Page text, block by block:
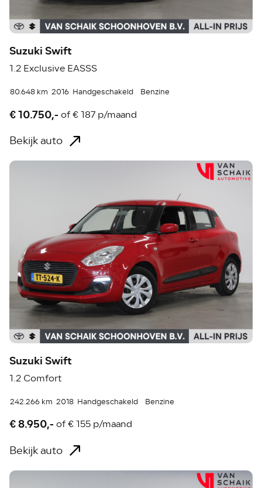
Suzuki Swift
1.2 Exclusive EASSS
80.648 km 2016 Handgeschakeld Benzine
€ 10.750,- of€ 187 p/maand
Bekijk auto
Suzuki Swift
1.2 Comfort
242.266 km 2018 Handgeschakeld Benzine
€ 8.950,- of€ 155 p/maand
Bekijk auto